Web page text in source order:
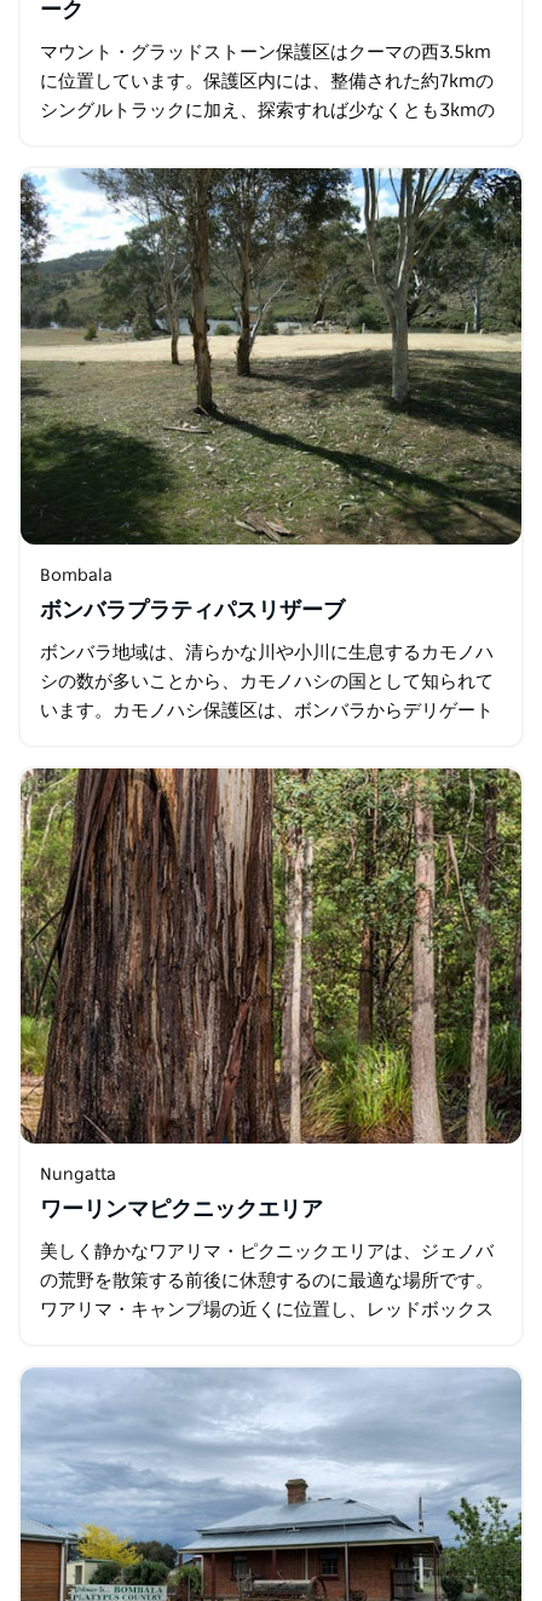
ーク
マウント・グラッドストーン保護区はクーマの西3.5km
に位置しています。保護区内には、整備された約7kmの
シングルトラックに加え、探索すれば少なくとも3kmの
ストーン山頂の展望台からは…
Bombala
ボンバラプラティパスリザーブ
ボンバラ地域は、清らかな川や小川に生息するカモノハ
シの数が多いことから、カモノハシの国として知られて
います。カモノハシ保護区は、ボンバラからデリゲート
のに最適です…
Nungatta
ワーリンマピクニックエリア
美しく静かなワアリマ・ピクニックエリアは、ジェノバ
の荒野を散策する前後に休憩するのに最適な場所です。
ワアリマ・キャンプ場の近くに位置し、レッドボックス
には、焚き火台、ピクニックテーブル…